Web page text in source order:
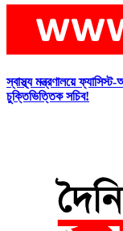
স্বাস্থ্য মন্ত্রণালয়ে
চুক্তিভিত্তিক সচিব!